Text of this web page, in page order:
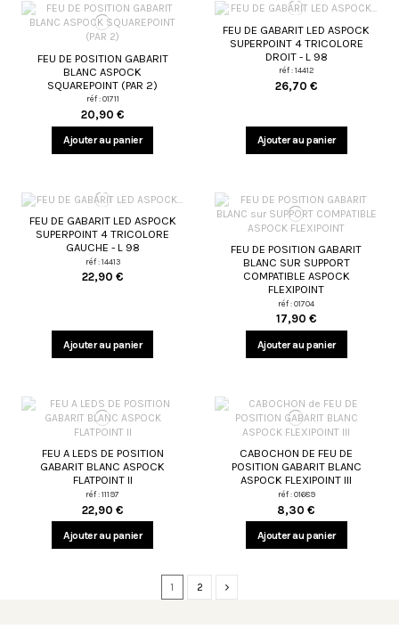
FEU DE POSITION GABARIT
BLANC ASPOCK
SQUAREPOINT (PAR 2)
réf : 01711
20,90 €
Ajouter au panier
FEU DE GABARIT LED ASPOCK
SUPERPOINT 4 TRICOLORE
DROIT - L 98
réf : 14412
26,70 €
Ajouter au panier
FEU DE GABARIT LED ASPOCK
SUPERPOINT 4 TRICOLORE
GAUCHE - L 98
réf : 14413
22,90 €
Ajouter au panier
FEU DE POSITION GABARIT
BLANC SUR SUPPORT
COMPATIBLE ASPOCK
FLEXIPOINT
réf : 01704
17,90 €
Ajouter au panier
FEU A LEDS DE POSITION
GABARIT BLANC ASPOCK
FLATPOINT II
réf : 11197
22,90 €
Ajouter au panier
CABOCHON DE FEU DE
POSITION GABARIT BLANC
ASPOCK FLEXIPOINT III
réf : 01689
8,30 €
Ajouter au panier
1 2